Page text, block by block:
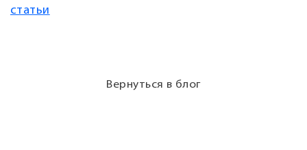
статьи
Вернуться в блог